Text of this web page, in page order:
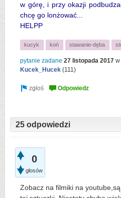
w górę, i przy okazji
chcę go lonżować...
HELPP
kucyk koń stawanie-dęba
pytanie zadane 27 listopada 2017 w
Kucek_Hucek (111)
25 odpowiedzi
0
głosów
Zobacz na filmiki na